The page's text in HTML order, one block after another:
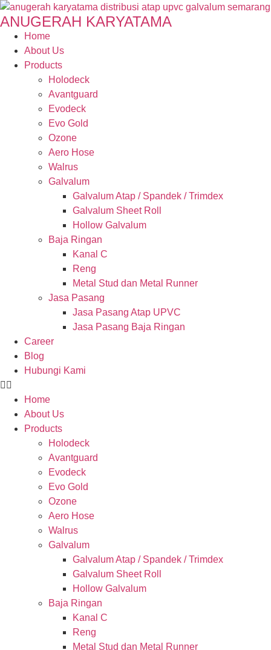
ANUGERAH KARYATAMA
Home
About Us
Products
Holodeck
Avantguard
Evodeck
Evo Gold
Ozone
Aero Hose
Walrus
Galvalum
Galvalum Atap / Spandek / Trimdex
Galvalum Sheet Roll
Hollow Galvalum
Baja Ringan
Kanal C
Reng
Metal Stud dan Metal Runner
Jasa Pasang
Jasa Pasang Atap UPVC
Jasa Pasang Baja Ringan
Career
Blog
Hubungi Kami
Home
About Us
Products
Holodeck
Avantguard
Evodeck
Evo Gold
Ozone
Aero Hose
Walrus
Galvalum
Galvalum Atap / Spandek / Trimdex
Galvalum Sheet Roll
Hollow Galvalum
Baja Ringan
Kanal C
Reng
Metal Stud dan Metal Runner